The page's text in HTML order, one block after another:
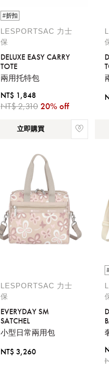
請
桃園國際機場
提醒您：
免稅品線上預訂服務限 國際線
不同機場的下單時間皆不相同
#折扣
LESPORTSAC 力士
保
DELUXE EASY CARRY
TOTE
兩用托特包
NT$ 1,848
NT$ 2,310 20% off
立即購買
LESPORTSAC 力士
保
EVERYDAY SM
SATCHEL
小型日常兩用包
NT$ 3,260
您必須登入